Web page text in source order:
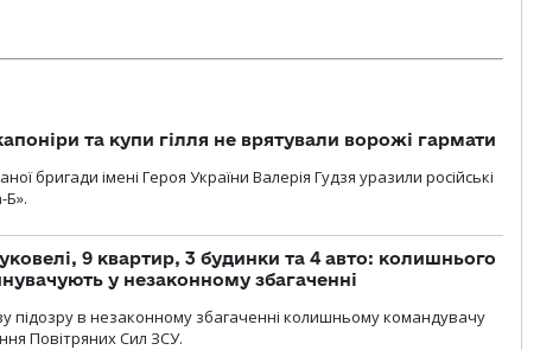
та купи гілля не врятували ворожі гармати
бригади імені Героя України Валерія Гудзя уразили російські
Б».
9 квартир, 3 будинки та 4 авто: колишнього
у незаконному збагаченні
підозру в незаконному збагаченні колишньому командувачу
Повітряних Сил ЗСУ.